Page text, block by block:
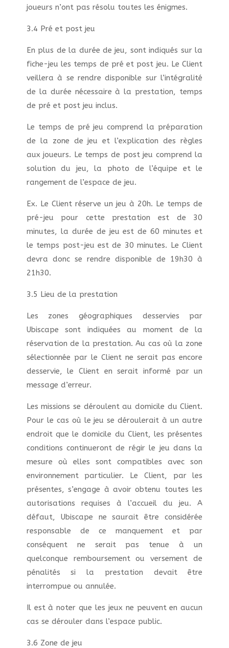
joueurs n’ont pas résolu toutes les énigmes.
3.4 Pré et post jeu
En plus de la durée de jeu, sont indiqués sur la
fiche-jeu les temps de pré et post jeu. Le Client
veillera à se rendre disponible sur l’intégralité
de la durée nécessaire à la prestation, temps
de pré et post jeu inclus.
Le temps de pré jeu comprend la préparation
de la zone de jeu et l’explication des règles
aux joueurs. Le temps de post jeu comprend la
solution du jeu, la photo de l’équipe et le
rangement de l’espace de jeu.
Ex. Le Client réserve un jeu à 20h. Le temps de
pré-jeu pour cette prestation est de 30
minutes, la durée de jeu est de 60 minutes et
le temps post-jeu est de 30 minutes. Le Client
devra donc se rendre disponible de 19h30 à
21h30.
3.5 Lieu de la prestation
Les zones géographiques desservies par
Ubiscape sont indiquées au moment de la
réservation de la prestation. Au cas où la zone
sélectionnée par le Client ne serait pas encore
desservie, le Client en serait informé par un
message d’erreur.
Les missions se déroulent au domicile du Client.
Pour le cas où le jeu se déroulerait à un autre
endroit que le domicile du Client, les présentes
conditions continueront de régir le jeu dans la
mesure où elles sont compatibles avec son
environnement particulier. Le Client, par les
présentes, s’engage à avoir obtenu toutes les
autorisations requises à l’accueil du jeu. A
défaut, Ubiscape ne saurait être considérée
responsable de ce manquement et par
conséquent ne serait pas tenue à un
quelconque remboursement ou versement de
pénalités si la prestation devait être
interrompue ou annulée.
Il est à noter que les jeux ne peuvent en aucun
cas se dérouler dans l’espace public.
3.6 Zone de jeu